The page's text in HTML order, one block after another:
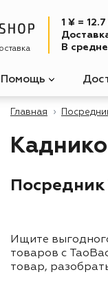
1 ¥ =
В
Помощь
Главная
Ищите
товаров с
товар,